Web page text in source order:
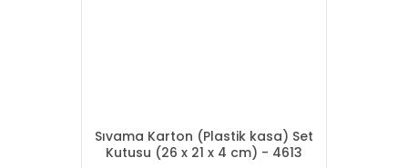
Sıvama Karton (Plastik kasa) Set
Kutusu (26 x 21 x 4 cm) - 4613